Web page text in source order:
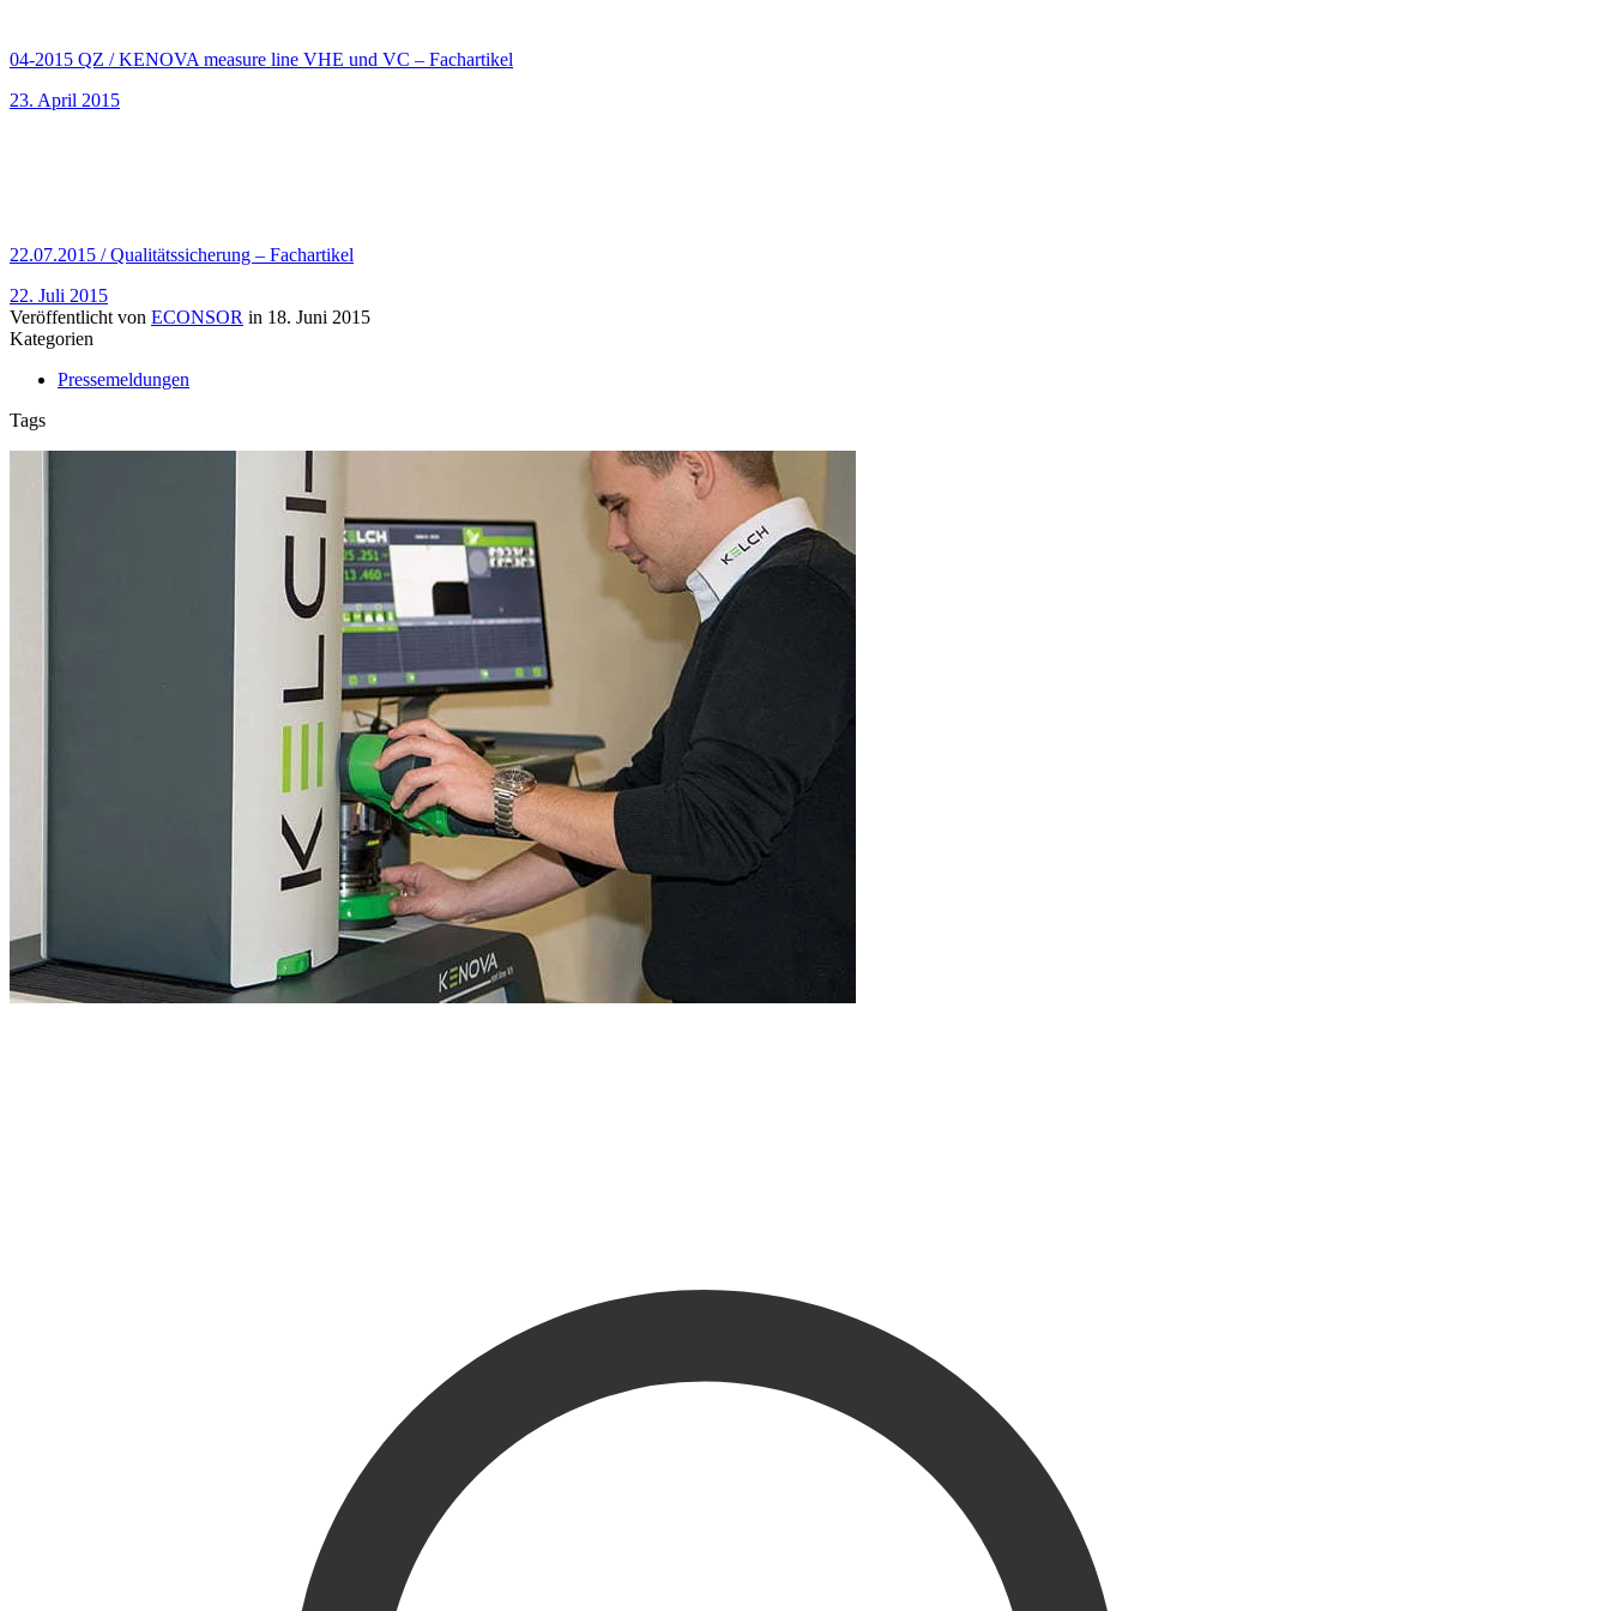
04-2015 QZ / KENOVA measure line VHE und VC – Fachartikel
23. April 2015
22.07.2015 / Qualitätssicherung – Fachartikel
22. Juli 2015
Veröffentlicht von ECONSOR in 18. Juni 2015
Kategorien
Pressemeldungen
Tags